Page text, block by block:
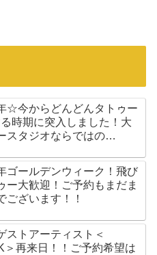
☆今からどんどんタトゥー
時期に突入しました！大
スタジオならではの…
ゴールデンウィーク！飛び
ー大歓迎！ご予約もまだま
ございます！！
ストアーティスト＜
＞再来日！！ご予約希望は